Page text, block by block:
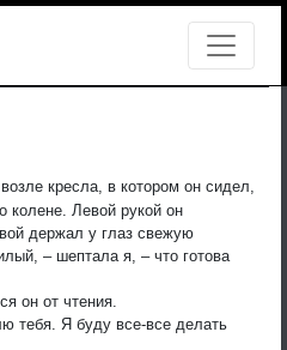
кресла, в котором он сидел,
колене. Левой рукой он
держал у глаз свежую
– шептала я, – что готова
он от чтения.
тебя. Я буду все-все делать